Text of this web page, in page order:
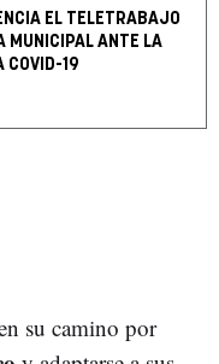
EL TELETRABAJO
MUNICIPAL ANTE LA
COVID-19
su camino por